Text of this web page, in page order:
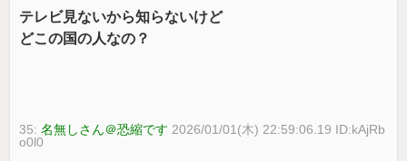
テレビ見ないから知らないけど
どこの国の人なの？
35:名無しさん＠恐縮です 2026/01/01(木) 22:59:06.19 ID:kAjRb
o0l0